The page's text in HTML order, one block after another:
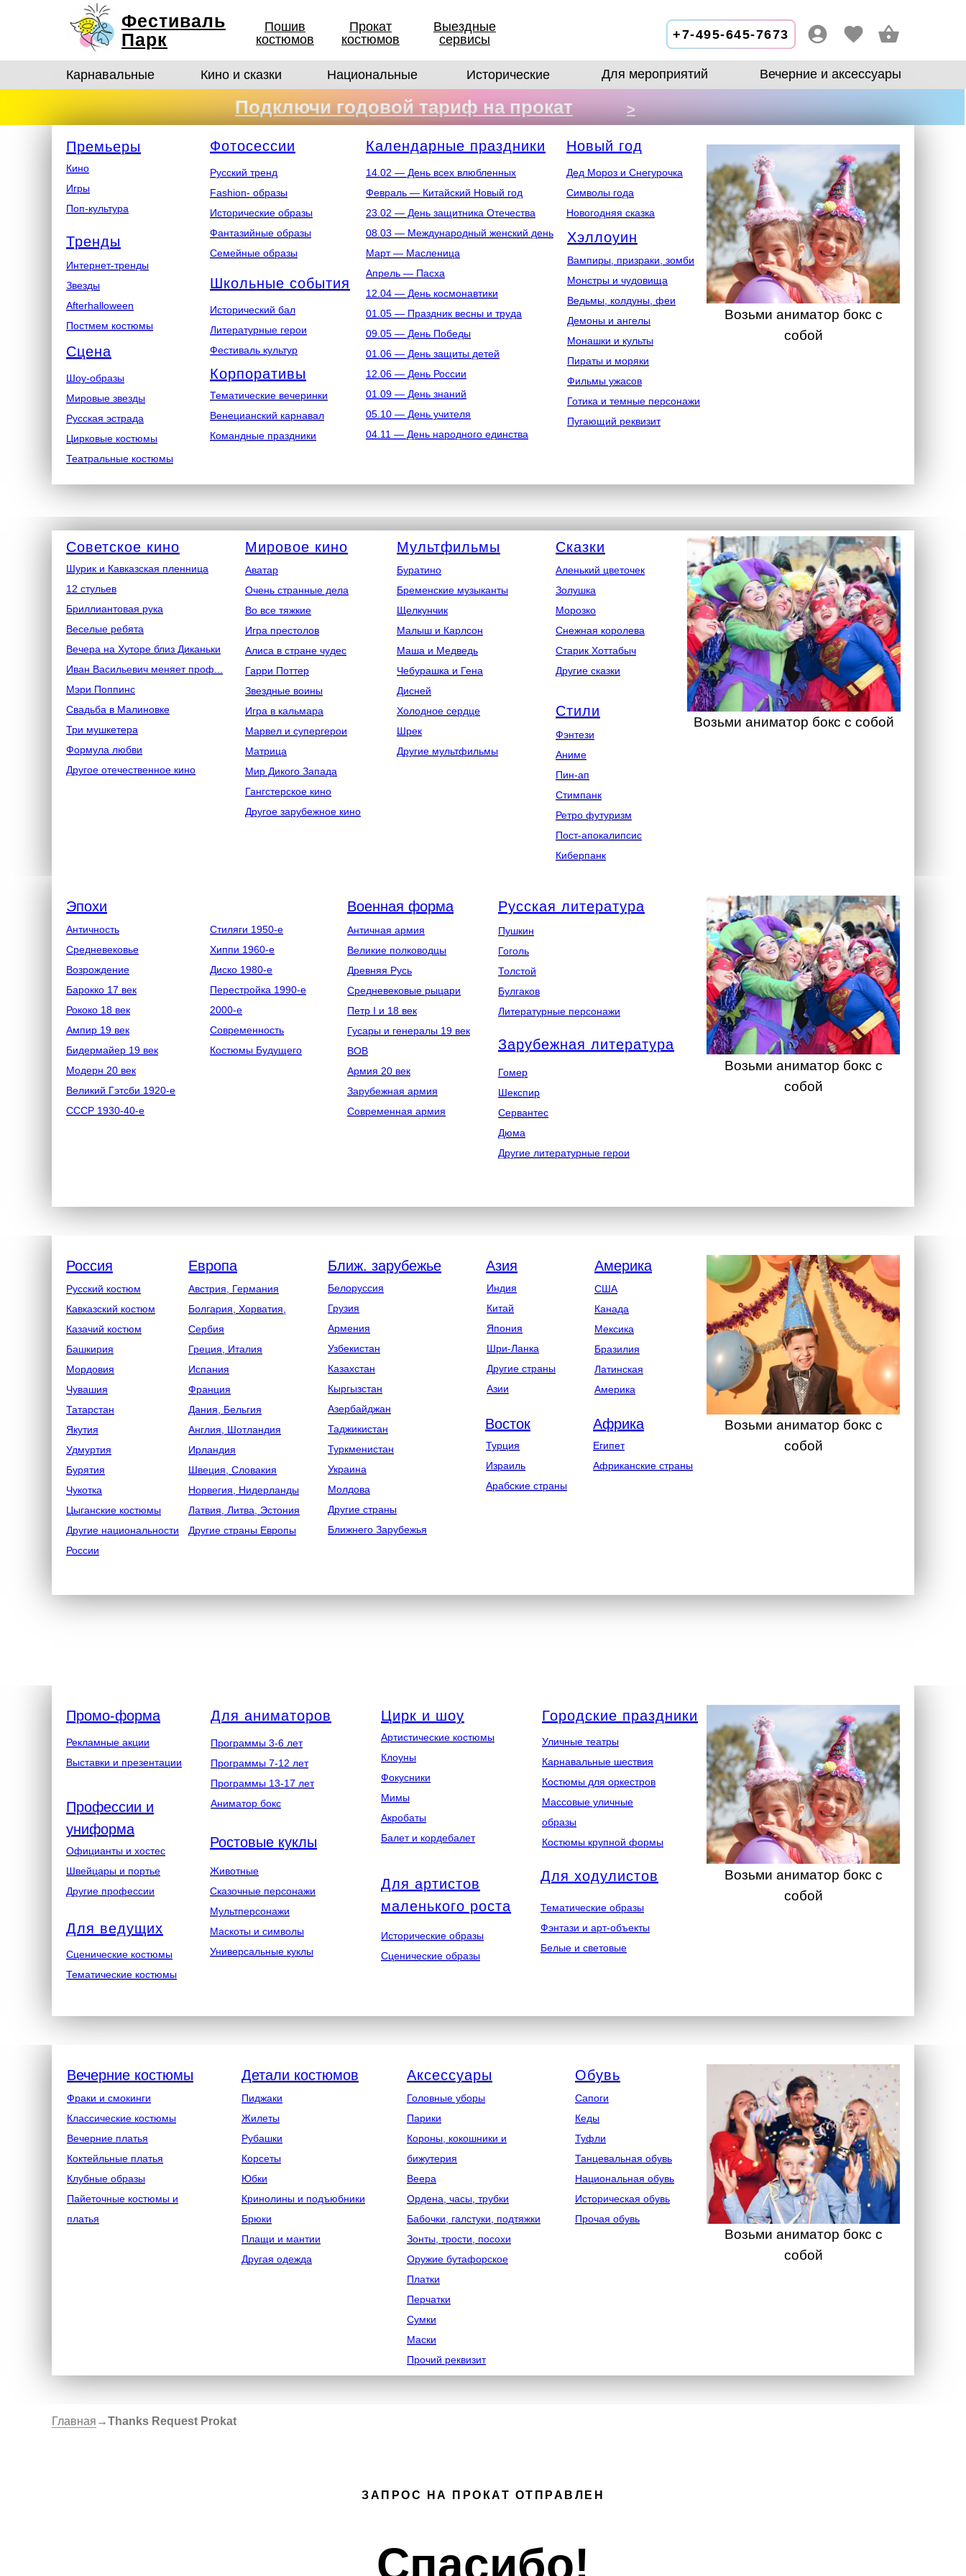
Фестиваль
Парк
Пошив
костюмов
Выездные
сервисы
Прокат
костюмов
+7-495-645-7673
Вечерние и аксессуары
Для мероприятий
Исторические
Национальные
Кино и сказки
Карнавальные
Подключи годовой тариф на прокат
>
Премьеры Фотосеcсии
Хэллоуин
Кино
Игры
Поп-культура
Тренды
Интернет-тренды
Звезды
Afterhalloween
Постмем костюмы
Сцена
Шоу-образы
Мировые звезды
Русская эстрада
Цирковые костюмы
Театральные костюмы
Календарные праздники
Русский тренд
Fashion- образы
Исторические образы
Фантазийные образы
Семейные образы
Школьные события
Исторический бал
Литературные герои
Фестиваль культур
Корпоративы
Тематические вечеринки
Венецианский карнавал
Командные праздники
Вампиры, призраки, зомби
Монстры и чудовища
Ведьмы, колдуны, феи
Демоны и ангелы
Монашки и культы
Пираты и моряки
Фильмы ужасов
Готика и темные персонажи
Пугающий реквизит
14.02 — День всех влюбленных
Февраль — Китайский Новый год
23.02 — День защитника Отечества
08.03 — Международный женский день
Март — Масленица
Апрель — Пасха
12.04 — День космонавтики
01.05 — Праздник весны и труда
09.05 — День Победы
01.06 — День защиты детей
12.06 — День России
01.09 — День знаний
05.10 — День учителя
04.11 — День народного единства
Новый год
Дед Мороз и Снегурочка
Символы года
Новогодняя сказка
Возьми аниматор бокс с
собой
Советское кино
Шурик и Кавказская пленница
12 стульев
Бриллиантовая рука
Веселые ребята
Вечера на Хуторе близ Диканьки
Иван Васильевич меняет проф...
Мэри Поппинс
Свадьба в Малиновке
Три мушкетера
Формула любви
Другое отечественное кино
Мировое кино
Аватар
Очень странные дела
Во все тяжкие
Игра престолов
Алиса в стране чудес
Гарри Поттер
Звездные воины
Игра в кальмара
Марвел и супергерои
Матрица
Мир Дикого Запада
Гангстерское кино
Другое зарубежное кино
Мультфильмы
Буратино
Бременские музыканты
Щелкунчик
Малыш и Карлсон
Маша и Медведь
Чебурашка и Гена
Дисней
Холодное сердце
Шрек
Другие мультфильмы
Сказки
Аленький цветочек
Золушка
Морозко
Снежная королева
Старик Хоттабыч
Другие сказки
Стили
Фэнтези
Аниме
Пин-ап
Стимпанк
Ретро футуризм
Пост-апокалипсис
Киберпанк
Возьми аниматор бокс с собой
Античность
Средневековье
Возрождение
Барокко 17 век
Рококо 18 век
Ампир 19 век
Бидермайер 19 век
Модерн 20 век
Великий Гэтсби 1920-е
СССР 1930-40-е
Стиляги 1950-е
Хиппи 1960-е
Диско 1980-е
Перестройка 1990-е
2000-е
Современность
Костюмы Будущего
Эпохи
Античная армия
Великие полководцы
Древняя Русь
Средневековые рыцари
Петр I и 18 век
Гусары и генералы 19 век
ВОВ
Армия 20 век
Зарубежная армия
Современная армия
Военная форма Русская литература
Пушкин
Гоголь
Толстой
Булгаков
Литературные персонажи
Зарубежная литература
Гомер
Шекспир
Сервантес
Дюма
Другие литературные герои
Возьми аниматор бокс с
собой
Белоруссия
Грузия
Армения
Узбекистан
Казахстан
Кыргызстан
Азербайджан
Таджикистан
Туркменистан
Украина
Молдова
Другие страны
Ближнего Зарубежья
Ближ. зарубежье
Египет
Африканские страны
Африка
США
Канада
Мексика
Бразилия
Латинская
Америка
Америка
Австрия, Германия
Болгария, Хорватия,
Сербия
Греция, Италия
Испания
Франция
Дания, Бельгия
Англия, Шотландия
Ирландия
Швеция, Словакия
Норвегия, Нидерланды
Латвия, Литва, Эстония
Другие страны Европы
Европа
Русский костюм
Кавказский костюм
Казачий костюм
Башкирия
Мордовия
Чувашия
Татарстан
Якутия
Удмуртия
Бурятия
Чукотка
Цыганские костюмы
Другие национальности
России
Россия
Индия
Китай
Япония
Шри-Ланка
Другие страны
Азии
Азия
Восток
Турция
Израиль
Арабские страны
Возьми аниматор бокс с
собой
Рекламные акции
Выставки и презентации
Официанты и хостес
Швейцары и портье
Другие профессии
Промо-форма
Профессии и
униформа
Программы 3-6 лет
Программы 7-12 лет
Программы 13-17 лет
Аниматор бокс
Уличные театры
Карнавальные шествия
Костюмы для оркестров
Массовые уличные
образы
Костюмы крупной формы
Ростовые куклы
Животные
Сказочные персонажи
Мультперсонажи
Маскоты и символы
Универсальные куклы
Городские праздники
Тематические образы
Фэнтази и арт-объекты
Белые и световые
Для ходулистов
Исторические образы
Сценические образы
Для артистов
маленького роста
Для аниматоров
Сценические костюмы
Тематические костюмы
Для ведущих
Артистические костюмы
Клоуны
Фокусники
Мимы
Акробаты
Балет и кордебалет
Цирк и шоу
Возьми аниматор бокс с
собой
Фраки и смокинги
Классические костюмы
Вечерние платья
Коктейльные платья
Клубные образы
Пайеточные костюмы и
платья
Пиджаки
Жилеты
Рубашки
Корсеты
Юбки
Кринолины и подъюбники
Брюки
Плащи и мантии
Другая одежда
Вечерние костюмы Детали костюмов Аксессуары
Головные уборы
Парики
Короны, кокошники и
бижутерия
Веера
Ордена, часы, трубки
Бабочки, галстуки, подтяжки
Зонты, трости, посохи
Оружие бутафорское
Платки
Перчатки
Сумки
Маски
Прочий реквизит
Обувь
Сапоги
Кеды
Туфли
Танцевальная обувь
Национальная обувь
Историческая обувь
Прочая обувь
Возьми аниматор бокс с
собой
Главная →Thanks Request Prokat
ЗАПРОС НА ПРОКАТ ОТПРАВЛЕН
Спасибо!